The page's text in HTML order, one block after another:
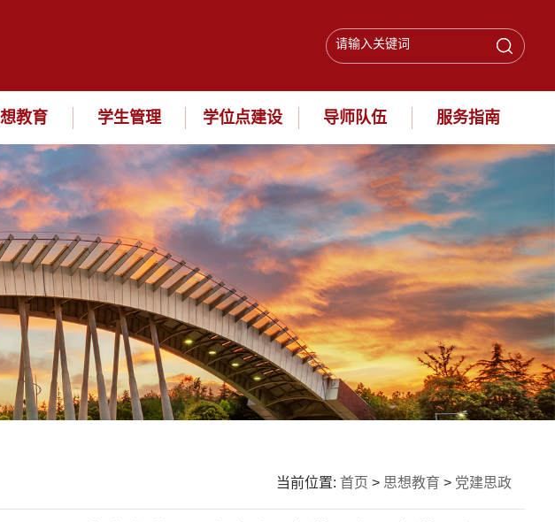
教育 学生管理 学位点建设 导师队伍 服务指南
当前位置: 首页 > 思想教育 > 党建思政